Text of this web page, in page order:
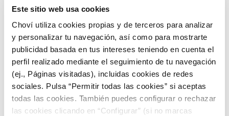
Este sitio web usa cookies
Choví utiliza cookies propias y de terceros para analizar
y personalizar tu navegación, así como para mostrarte
publicidad basada en tus intereses teniendo en cuenta el
perfil realizado mediante el seguimiento de tu navegación
(ej., Páginas visitadas), incluidas cookies de redes
sociales. Pulsa “Permitir todas las cookies” si aceptas
todas las cookies. También puedes configurar o rechazar
las cookies clicando en “Configurar” (si no marcas
Se pueden armar pequeños lienzos con marcos para que los
más pequeños se pongan a pintar conrotuladores o pintura
de dedos.
Lo más divertido es tener a un niño a cada lado de la
lámina, para que se vean a la vez que pintan, o intentan
calcar el dibujo del otro, etc.Puede dar mucho juego.
¿Qué te ha parecido este taller artístico para los más